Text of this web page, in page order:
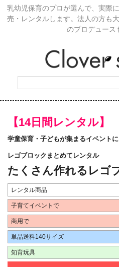
乳幼児保育のプロが選んで、実際
売・レンタルします。法人の方も
のプロデュース
【14日間レンタル】
学童保育・子どもが集まるイベントに
レゴブロックまとめてレンタル
たくさん作れるレゴ
レンタル商品
子育てイベントで
商用で
単品送料140サイズ
知育玩具